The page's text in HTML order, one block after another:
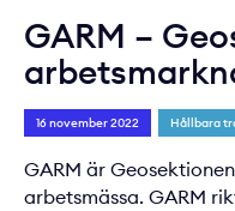
GARM –
16 november 2022 Hållbara
GARM är
arbetsmässa. GARM